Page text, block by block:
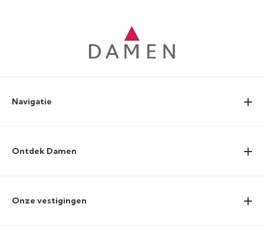
Navigatie
Ontdek Damen
Onze vestigingen